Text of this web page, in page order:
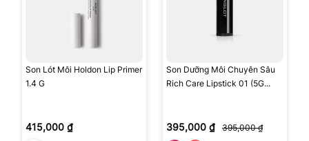
Son Lót Môi Holdon Lip Primer
1.4 G
415,000 ₫
Son Dưỡng Môi Chuyên Sâu
Rich Care Lipstick 01 (5G...
395,000 ₫ 395,000 ₫